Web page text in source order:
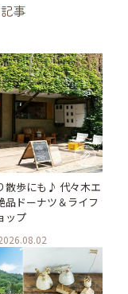
事
散歩にも♪ 代々木エ
品ドーナツ＆ライフ
ップ